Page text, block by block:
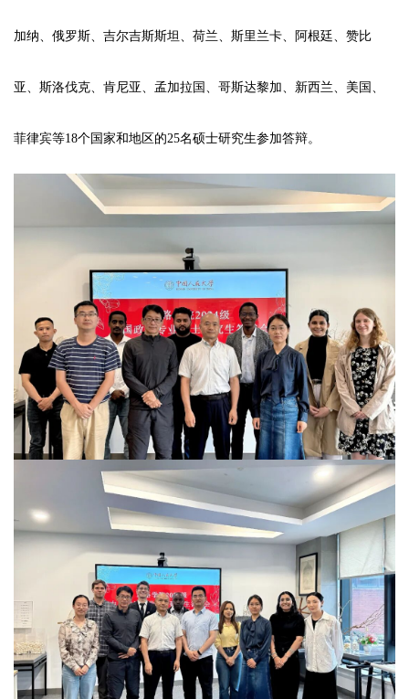
加纳、俄罗斯、吉尔吉斯斯坦、荷兰、斯里兰卡、阿根廷、赞比
亚、斯洛伐克、肯尼亚、孟加拉国、哥斯达黎加、新西兰、美国、
菲律宾等18个国家和地区的25名硕士研究生参加答辩。